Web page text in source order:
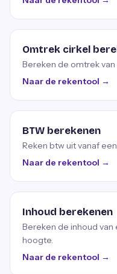
Omtrek cirkel
Bereken de omtrek van
Naar de rekentool →
BTW berekenen
Reken btw uit vanaf
Naar de rekentool →
Inhoud berekenen
Bereken de inhoud
hoogte.
Naar de rekentool →